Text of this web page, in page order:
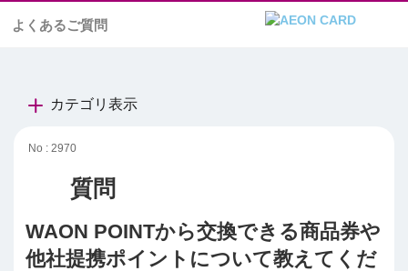
よくあるご質問
カテゴリ表示
No : 2970
WAON POINTから交換できる商品券や
他社提携ポイントについて教えてくだ